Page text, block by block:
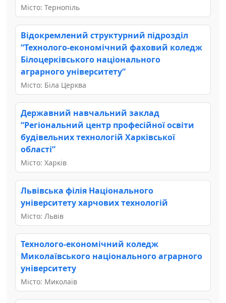
Місто: Тернопіль
Відокремлений структурний підрозділ
“Технолого-економічний фаховий коледж
Білоцерківського національного
аграрного університету”
Місто: Біла Церква
Державний навчальний заклад
“Регіональний центр професійної освіти
будівельних технологій Харківської
області”
Місто: Харків
Львівська філія Національного
університету харчових технологій
Місто: Львів
Технолого-економічний коледж
Миколаївського національного аграрного
університету
Місто: Миколаїв